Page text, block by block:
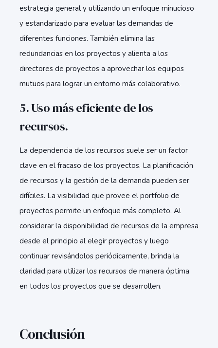
estrategia general y utilizando un enfoque minucioso
y estandarizado para evaluar las demandas de
diferentes funciones. También elimina las
redundancias en los proyectos y alienta a los
directores de proyectos a aprovechar los equipos
mutuos para lograr un entorno más colaborativo.
5. Uso más eficiente de los
recursos.
La dependencia de los recursos suele ser un factor
clave en el fracaso de los proyectos. La planificación
de recursos y la gestión de la demanda pueden ser
difíciles. La visibilidad que provee el portfolio de
proyectos permite un enfoque más completo. Al
considerar la disponibilidad de recursos de la empresa
desde el principio al elegir proyectos y luego
continuar revisándolos periódicamente, brinda la
claridad para utilizar los recursos de manera óptima
en todos los proyectos que se desarrollen.
Conclusión